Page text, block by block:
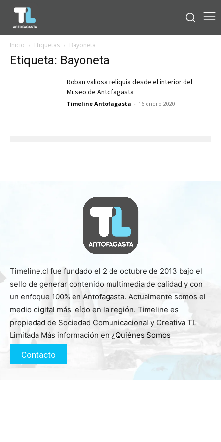
Inicio Etiquetas Bayoneta
Etiqueta: Bayoneta
Roban valiosa reliquia desde el interior del
Museo de Antofagasta
Timeline Antofagasta - 16 enero 2020
Timeline.cl fue fundado el 2 de octubre de 2013 bajo el
sello de generar contenido multimedia de calidad y con
un enfoque 100% en Antofagasta. Actualmente somos el
medio digital más leído en la región. Timeline es
propiedad de Sociedad Comunicacional y Creativa TL
Limitada Más información en ¿Quiénes Somos
Contacto